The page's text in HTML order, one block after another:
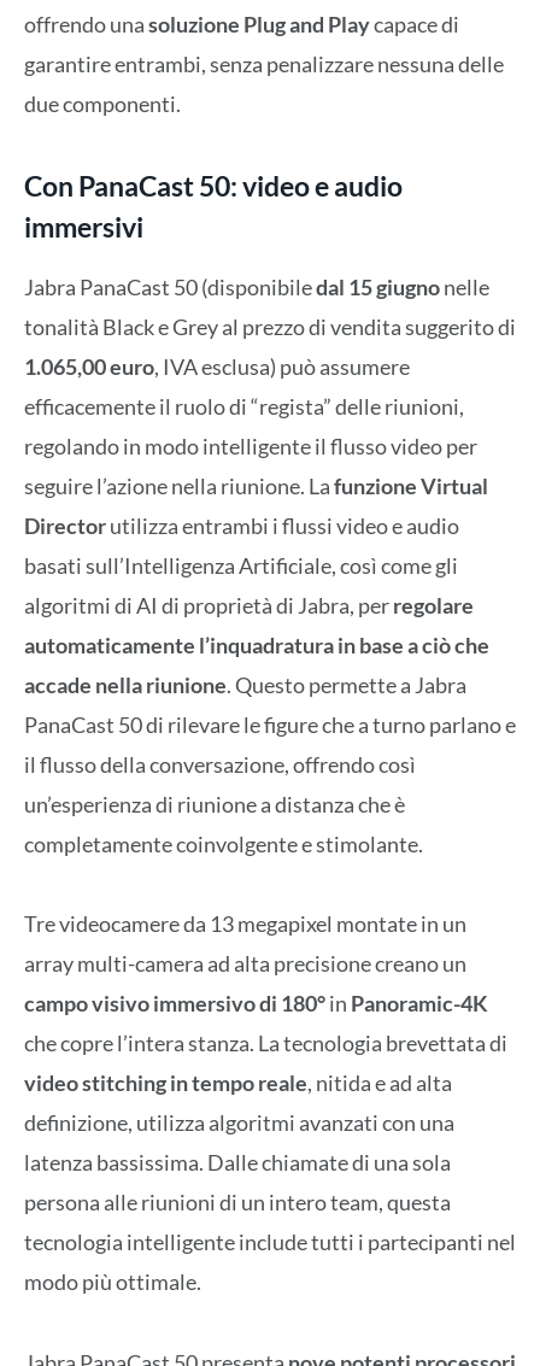
offrendo unasoluzione Plug and Playcapace di
garantire entrambi, senza penalizzare nessuna delle
due componenti.
Con PanaCast 50: video e audio
immersivi
Jabra PanaCast 50 (disponibiledal 15 giugnonelle
tonalità Black e Grey al prezzo di vendita suggerito di
1.065,00 euro, IVA esclusa) può assumere
efficacemente il ruolo di “regista” delle riunioni,
regolando in modo intelligente il flusso video per
seguire l’azione nella riunione. Lafunzione Virtual
Directorutilizza entrambi i flussi video e audio
basati sull’Intelligenza Artificiale, così come gli
algoritmi di AI di proprietà di Jabra, perregolare
automaticamente l’inquadratura in base a ciò che
accade nella riunione. Questo permette a Jabra
PanaCast 50 di rilevare le figure che a turno parlano e
il flusso della conversazione, offrendo così
un’esperienza di riunione a distanza che è
completamente coinvolgente e stimolante.
Tre videocamere da 13 megapixel montate in un
array multi-camera ad alta precisione creano un
campo visivo immersivo di 180°in Panoramic-4K
che copre l’intera stanza. La tecnologia brevettata di
video stitchingin tempo reale, nitida e ad alta
definizione, utilizza algoritmi avanzati con una
latenza bassissima. Dalle chiamate di una sola
persona alle riunioni di un intero team, questa
tecnologia intelligente include tutti i partecipanti nel
modo più ottimale.